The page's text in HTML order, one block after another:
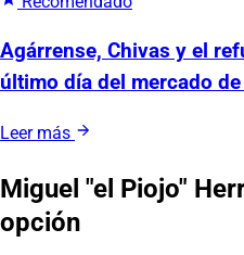
Agárrense, Chivas y el
último día del mercado
Leer más
Miguel "el Piojo"
opción